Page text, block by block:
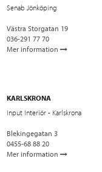
Senab Jönköping
Västra Storgatan 19
036-291 77 70
Mer information
KARLSKRONA
Input Interiör - Karlskrona
Blekingegatan 3
0455-68 88 20
Mer information